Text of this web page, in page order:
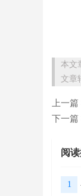
本文
文章
上一篇
下一篇
阅
1